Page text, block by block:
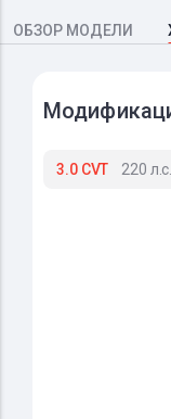
ОБЗОР МОДЕЛИ
3.0 CVT 220 л.с.